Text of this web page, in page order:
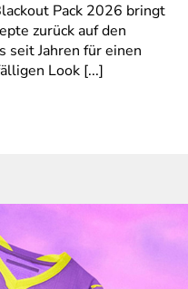
Pack 2026 bringt
zurück auf den
seit Jahren für einen
Look [...]